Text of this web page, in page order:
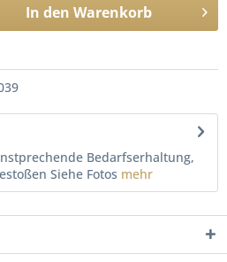
In den Warenkorb
Bedarfserhaltung,
Siehe Fotos mehr